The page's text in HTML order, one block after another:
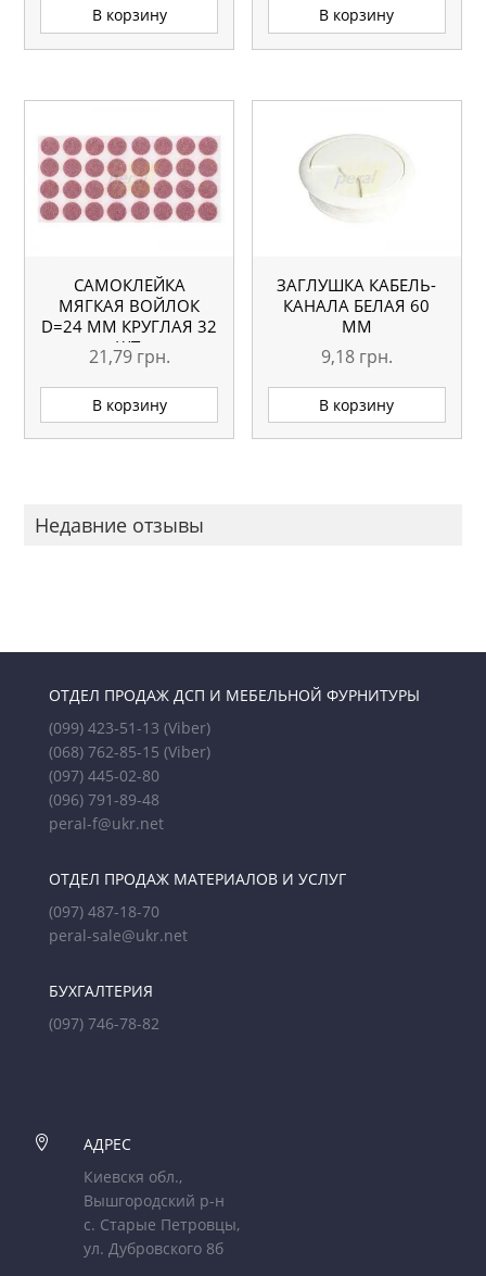
В корзину В корзину
САМОКЛЕЙКА
МЯГКАЯ ВОЙЛОК
D=24 ММ КРУГЛАЯ 32
ШТ.
21,79 грн.
В корзину
ЗАГЛУШКА КАБЕЛЬ-
КАНАЛА БЕЛАЯ 60
ММ
9,18 грн.
В корзину
Недавние отзывы
ОТДЕЛ ПРОДАЖ ДСП И МЕБЕЛЬНОЙ ФУРНИТУРЫ
(099) 423-51-13 (Viber)
(068) 762-85-15 (Viber)
(097) 445-02-80
(096) 791-89-48
peral-f@ukr.net
ОТДЕЛ ПРОДАЖ МАТЕРИАЛОВ И УСЛУГ
(097) 487-18-70
peral-sale@ukr.net
БУХГАЛТЕРИЯ
(097) 746-78-82

АДРЕС
Киевскя обл.,
Вышгородский р-н
с. Старые Петровцы,
ул. Дубровского 8б